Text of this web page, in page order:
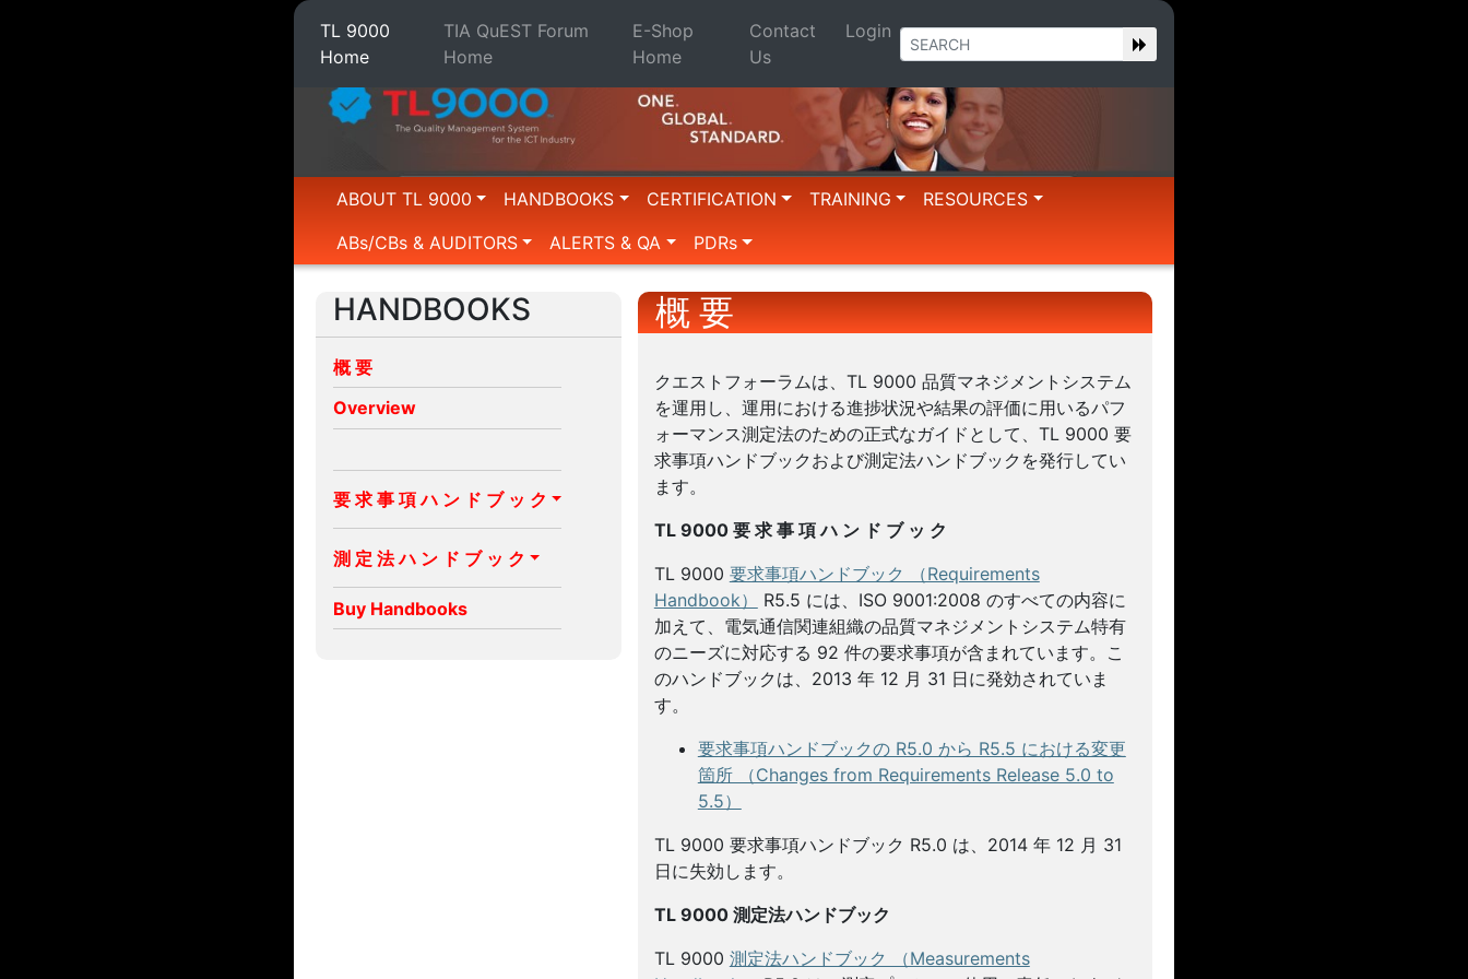
TL 9000
Home
TIA QuEST Forum
Home
E-Shop
Home
Contact
Us
Login
ABOUT TL 9000 HANDBOOKS CERTIFICATION TRAINING
RESOURCES
ABs/CBs & AUDITORS
ALERTS & QA PDRs
HANDBOOKS
概 要
Overview
要 求 事 項 ハ ン ド ブ ッ ク
測 定 法 ハ ン ド ブ ッ ク
Buy Handbooks
概 要
クエストフォーラムは、TL 9000 品質マネジメントシステム
を運用し、運用における進捗状況や結果の評価に用いるパフ
ォーマンス測定法のための正式なガイドとして、TL 9000 要
求事項ハンドブックおよび測定法ハンドブックを発行してい
ます。
TL 9000 要 求 事 項 ハ ン ド ブ ッ ク
TL 9000 要求事項ハンドブック （Requirements
Handbook）
R5.5 には、ISO 9001:2008 のすべての内容に
加えて、電気通信関連組織の品質マネジメントシステム特有
のニーズに対応する 92 件の要求事項が含まれています。こ
のハンドブックは、2013 年 12 月 31 日に発効されていま
す。
要求事項ハンドブックの R5.0 から R5.5 における変更
箇所 （Changes from Requirements Release 5.0 to
5.5）
TL 9000 要求事項ハンドブック R5.0 は、2014 年 12 月 31
日に失効します。
TL 9000 測定法ハンドブック
TL 9000 測定法ハンドブック （Measurements